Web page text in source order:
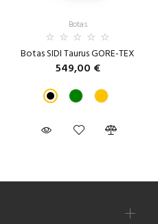
Botas
Botas SIDI Taurus GORE-TEX
549,00 €